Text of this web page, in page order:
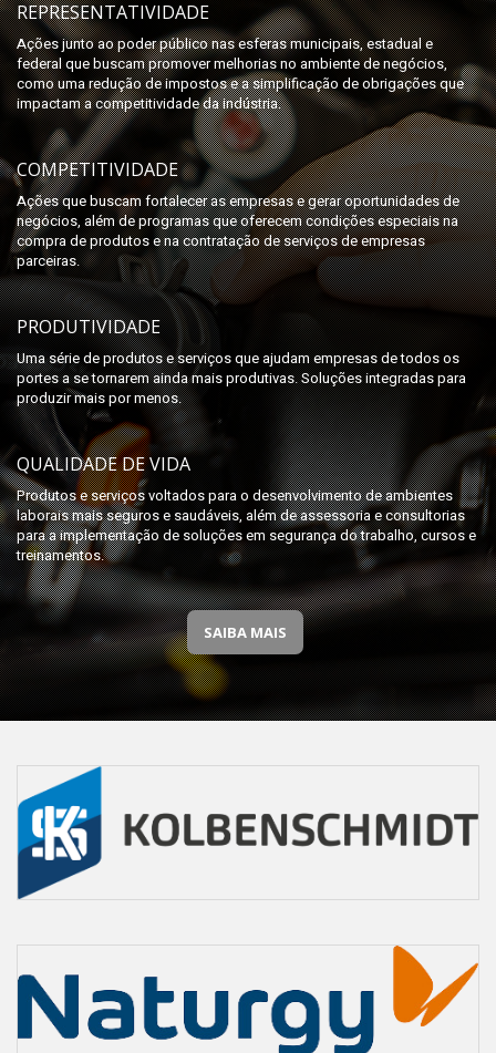
REPRESENTATIVIDADE
Ações junto ao poder público nas esferas municipais, estadual e
federal que buscam promover melhorias no ambiente de negócios,
como uma redução de impostos e a simplificação de obrigações que
impactam a competitividade da indústria.
COMPETITIVIDADE
Ações que buscam fortalecer as empresas e gerar oportunidades de
negócios, além de programas que oferecem condições especiais na
compra de produtos e na contratação de serviços de empresas
parceiras.
PRODUTIVIDADE
Uma série de produtos e serviços que ajudam empresas de todos os
portes a se tornarem ainda mais produtivas. Soluções integradas para
produzir mais por menos.
QUALIDADE DE VIDA
Produtos e serviços voltados para o desenvolvimento de ambientes
laborais mais seguros e saudáveis, além de assessoria e consultorias
para a implementação de soluções em segurança do trabalho, cursos e
treinamentos.
SAIBA MAIS